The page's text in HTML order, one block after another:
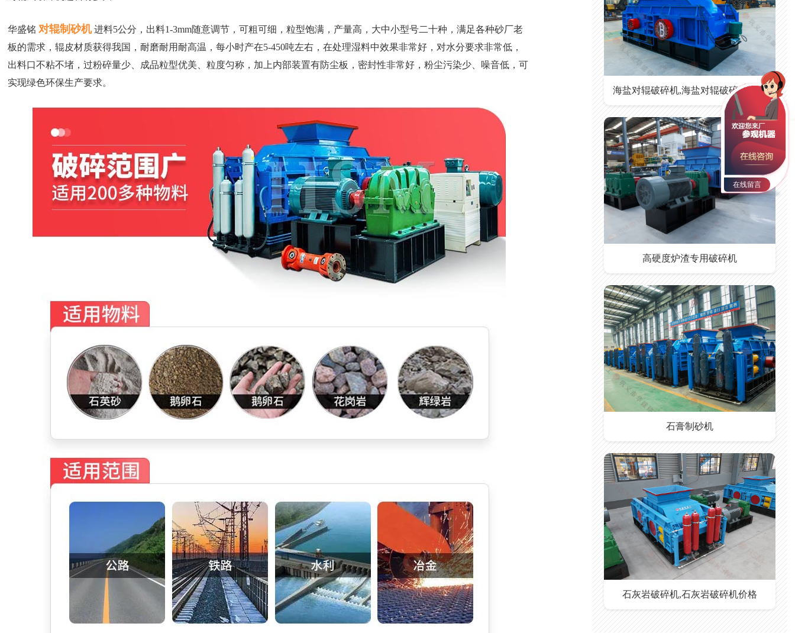
华盛铭 对辊制砂机 进料5公分，出料1-3mm随意调节，可粗可细，粒型饱满，产量高，大中小型号二十种，满足各种砂厂老
板的需求，辊皮材质获得我国，耐磨耐用耐高温，每小时产在5-450吨左右，在处理湿料中效果非常好，对水分要求非常低，
出料口不粘不堵，过粉碎量少、成品粒型优美、粒度匀称，加上内部装置有防尘板，密封性非常好，粉尘污染少、噪音低，可
实现绿色环保生产要求。
海盐对辊破碎机,海盐对辊破碎机价格
高硬度炉渣专用破碎机
石膏制砂机
石灰岩破碎机,石灰岩破碎机价格
在线留言